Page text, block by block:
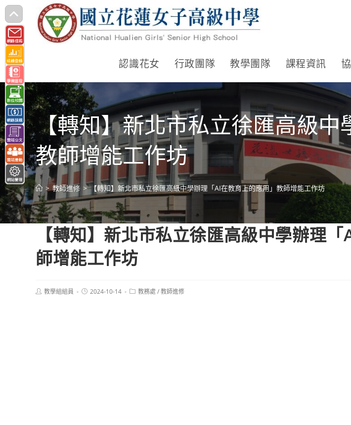
跳
轉
至
主
要
內
容
認識花女 行政團隊 教學團隊 課程資訊
【轉知】新北市私立徐匯高級中
教師增能工作坊
> 教師進修 > 【轉知】新北市私立徐匯高級中學辦理「AI在教育上的應用」教師增能工作坊
【轉知】新北市私立徐匯高級中學辦理
師增能工作坊
Post教學組組員
Post2024-10-14
Post教務處 /教師進修